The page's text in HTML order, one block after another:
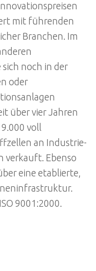
mit führenden
Branchen. Im
noch in der
oder
über vier Jahren
voll
an Industrie-
verkauft. Ebenso
eine etablierte,
9001:2000.